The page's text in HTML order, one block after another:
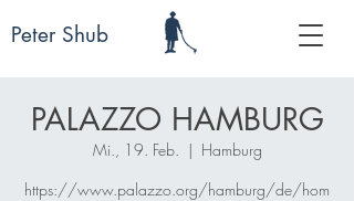
Peter Shub
PALAZZO HAMBURG
Mi., 19. Feb.
  |
Hamburg
https://www.palazzo.org/hamburg/de/hom